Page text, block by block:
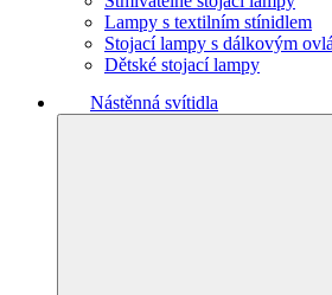
Lampy s textilním stínidlem
Stojací lampy s dálkovým
Dětské stojací lampy
Nástěnná svítidla